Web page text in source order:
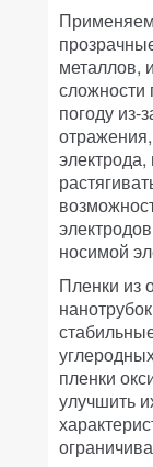
металлов,
сложности
погоду из-
носимой
Пленки из
пленки
улучшить